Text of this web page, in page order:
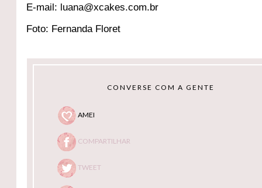
E-mail: luana@xcakes.com.br
Foto: Fernanda Floret
CONVERSE COM A GENTE
AMEI
COMPARTILHAR
TWEET